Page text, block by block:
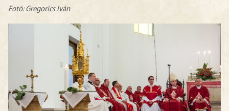
Fotó: Gregorics Iván